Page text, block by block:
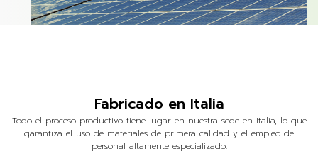
Fabricado en Italia
Todo el proceso productivo tiene lugar en nuestra sede en Italia, lo que
garantiza el uso de materiales de primera calidad y el empleo de
personal altamente especializado.